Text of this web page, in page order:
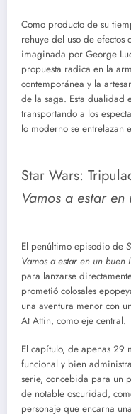
Como producto de su
rehuye del uso de
imaginada por George
propuesta radica en la
contemporánea y la
de la saga. Esta dualidad
transportando a los
lo moderno se entrelazan
Star Wars:
Vamos a estar
El penúltimo episodio de
Vamos a estar en un buen
para lanzarse
prometió colosales
una aventura menor con
At Attin, como eje central.
El capítulo, de apenas 29
funcional y bien
serie, concebida para un
de notable oscuridad,
personaje que encarna